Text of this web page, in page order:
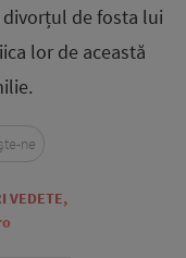
de fosta lui
lor de această
VEDETE,
ne